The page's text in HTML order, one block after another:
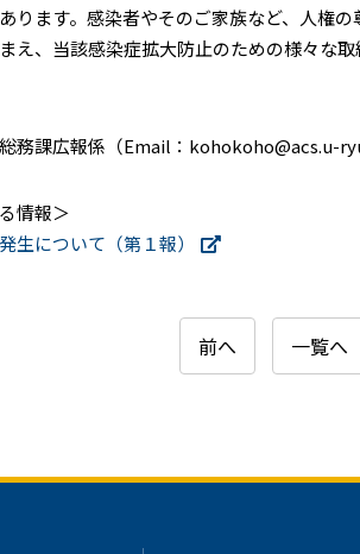
ます。感染者やそのご家族など、人権
、当該感染症拡大防止のための様々な
務課広報係（Email：kohokoho@acs.u-
情報＞
生について（第１報）
前へ 一覧へ